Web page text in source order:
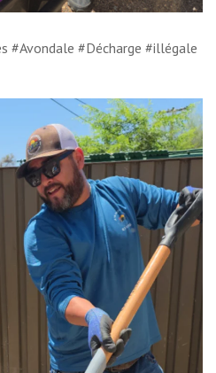
#Avondale #Décharge #illégale